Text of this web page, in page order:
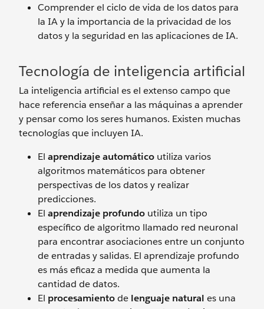
Comprender el ciclo de vida de los datos para
la IA y la importancia de la privacidad de los
datos y la seguridad en las aplicaciones de IA.
Tecnología de inteligencia artificial
La inteligencia artificial es el extenso campo que
hace referencia enseñar a las máquinas a aprender
y pensar como los seres humanos. Existen muchas
tecnologías que incluyen IA.
El aprendizaje automático utiliza varios
algoritmos matemáticos para obtener
perspectivas de los datos y realizar
predicciones.
El aprendizaje profundo utiliza un tipo
específico de algoritmo llamado red neuronal
para encontrar asociaciones entre un conjunto
de entradas y salidas. El aprendizaje profundo
es más eficaz a medida que aumenta la
cantidad de datos.
El procesamientode lenguaje natural es una